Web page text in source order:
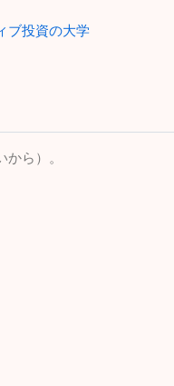
ブ投資の大学
ら）。